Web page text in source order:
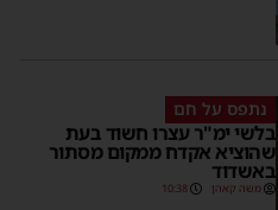
נתפס על חם
בלשי ימ"ר עצרו חשוד בעת
שהוציא אקדח ממקום מסתור
באשדוד
משה קאהן 10:38